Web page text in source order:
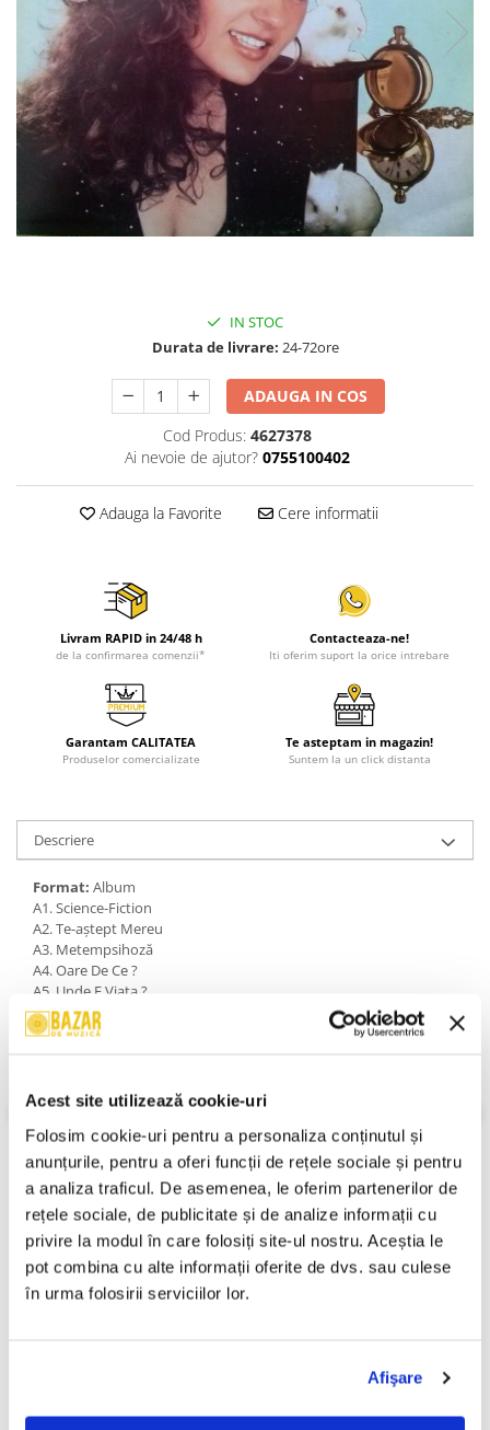
Acest site utilizează cookie-uri
Folosim cookie-uri pentru a personaliza conținutul și
anunțurile, pentru a oferi funcții de rețele sociale și pentru
a analiza traficul. De asemenea, le oferim partenerilor de
rețele sociale, de publicitate și de analize informații cu
privire la modul în care folosiți site-ul nostru. Aceștia le
pot combina cu alte informații oferite de dvs. sau culese
în urma folosirii serviciilor lor.
Afişare
Viniluri Românești
Colecția Electrecord
IN STOC
Durata de livrare: 24-72ore
ADAUGA IN COS
Cod Produs: 4627378
Ai nevoie de ajutor? 0755100402
Adauga la Favorite Cere informatii
Livram RAPID in 24/48 h
de la confirmarea comenzii*
Contacteaza-ne!
Iti oferim suport la orice intrebare
Garantam CALITATEA
Produselor comercializate
Te asteptam in magazin!
Suntem la un click distanta
Descriere
Format: Album
A1. Science-Fiction
A2. Te-aștept Mereu
A3. Metempsihoză
A4. Oare De Ce ?
A5. Unde E Viața ?
B6. Totul E Posibil
B7. Cât Mă Vei Iubi
B10. Cine Ești ?
Stil:Schlager
Informatii conformitate produs
Review-uri(0)
(Disc Vinil)
Tău, (Disc Vinil)